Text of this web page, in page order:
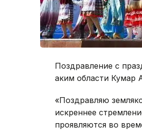
Поздравление с
аким области Кумар
«Поздравляю
искреннее
проявляются во